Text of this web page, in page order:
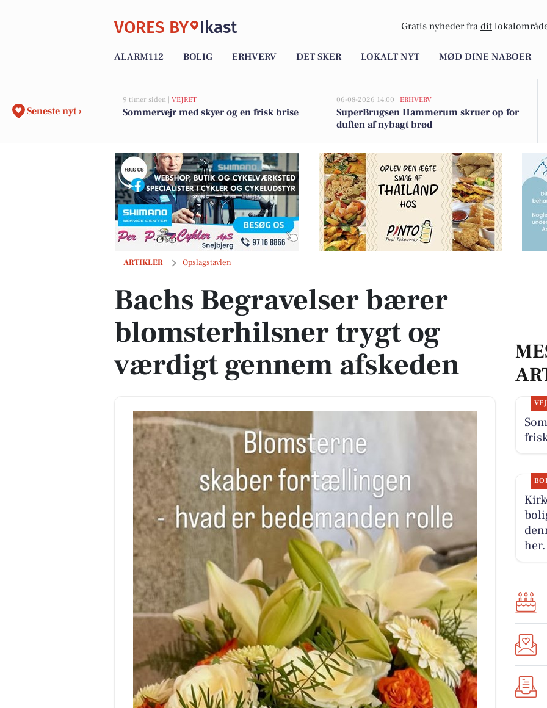
VORES BY Ikast Gratis nyheder fra dit
ALARM112 BOLIG ERHVERV DET SKER LOKALT NYT MØD DINE NABOER
Seneste nyt ›
9 timer siden | VEJRET
Sommervejr med skyer og en frisk brise
06-08-2026 14:00 | ERHVERV
SuperBrugsen Hammerum skruer op for
duften af nybagt brød
ARTIKLER Opslagstavlen
Bachs Begravelser bærer blomsterhilsner trygt og værdigt gennem afskeden
Bachs Begravelser bærer
blomsterhilsner trygt og
værdigt gennem afskeden
her.